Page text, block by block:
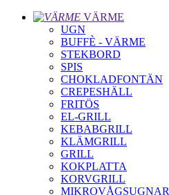
VÄRME
UGN
BUFFÈ - VÄRME
STEKBORD
SPIS
CHOKLADFONTÄN
CREPESHÄLL
FRITÖS
EL-GRILL
KEBABGRILL
KLÄMGRILL
GRILL
KOKPLATTA
KORVGRILL
MIKROVÅGSUGNAR